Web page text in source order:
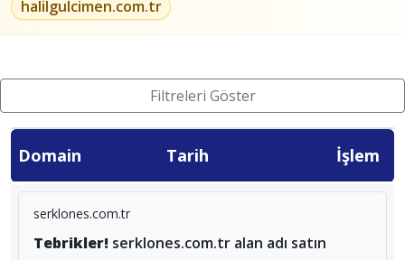
halilgulcimen.com.tr
Filtreleri Göster
Domain Tarih İşlem
serklones.com.tr
Tebrikler! serklones.com.tr alan adı satın